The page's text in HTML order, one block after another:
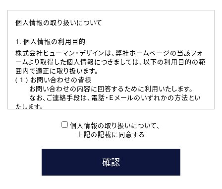
個人情報の取り扱いについて
1. 個人情報の利用目的
株式会社ヒューマン・デザインは、弊社ホームページの当該フォ
ームより取得した個人情報につきましては、以下の利用目的の範
囲内で適正に取り扱います。
( 1 ) お問い合わせの皆様
お問い合わせの内容に回答するために利用いたします。
なお、ご連絡手段は、電話・Ｅメールのいずれかの方法とい
たします。
本登録に関するご連絡および本登録時の参考情報として利
たします。
( 3 ) スタッフ派遣を検討されている企業の皆様
お問い合わせの内容に回答するために利用いたします。
なお、ご連絡手段は、電話・Ｅメールのいずれかの方法とい
個人情報の取り扱いについて、
上記の記載に同意する